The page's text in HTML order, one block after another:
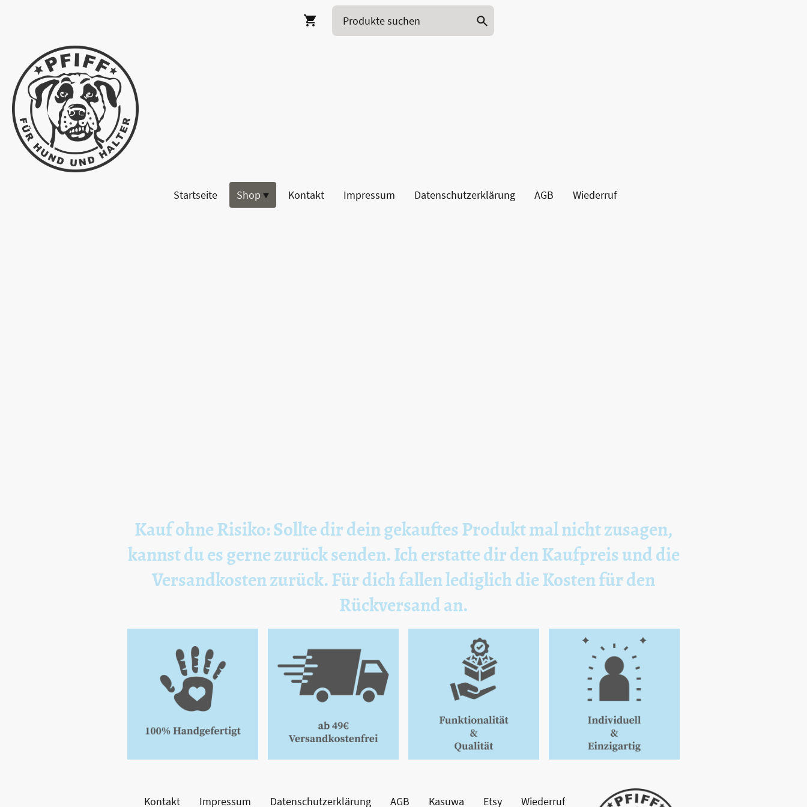
Startseite Shop Kontakt Impressum Datenschutzerklärung AGB Wiederruf
Kauf ohne Risiko: Sollte dir dein gekauftes Produkt mal nicht zusagen,
kannst du es gerne zurück senden. Ich erstatte dir den Kaufpreis und die
Versandkosten zurück. Für dich fallen lediglich die Kosten für den
Rückversand an.
Kontakt Impressum Datenschutzerklärung AGB Kasuwa Etsy Wiederruf